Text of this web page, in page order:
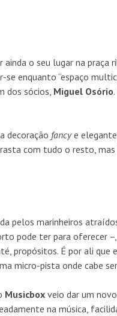
o seu lugar na praça
se enquanto “espaço
dos sócios, Miguel Osório
decoração fancye elegante
com tudo o resto,
pelos marinheiros
pode ter para
propósitos. É por ali
micro-pista onde cabe
Musicbox veio dar um
na música,